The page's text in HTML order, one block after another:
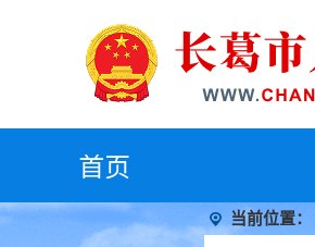
首页
当前位置：